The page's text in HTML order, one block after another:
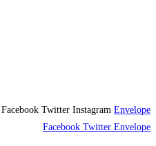
Facebook Twitter Instagram Envelope
Facebook Twitter Envelope